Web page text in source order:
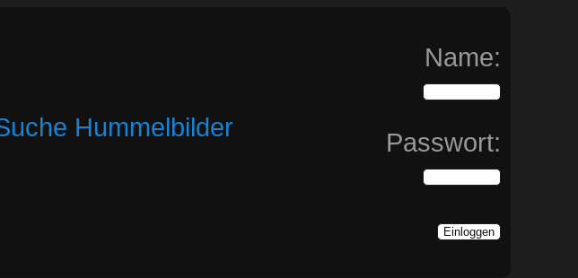
Hummelbilder
Name:
Passwort: